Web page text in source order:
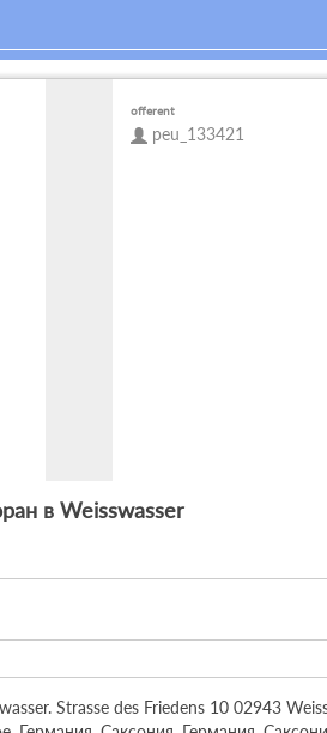
offerent
peu_133421
в Weisswasser
Strasse des Friedens 10 02943